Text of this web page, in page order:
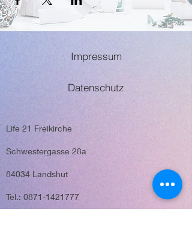
Impressum
Datenschutz
Life 21 Freikirche
Schwestergasse 28a
84034 Landshut
Tel.: 0871-1421777